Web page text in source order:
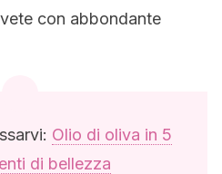
con abbondante
Olio di oliva in 5
di bellezza